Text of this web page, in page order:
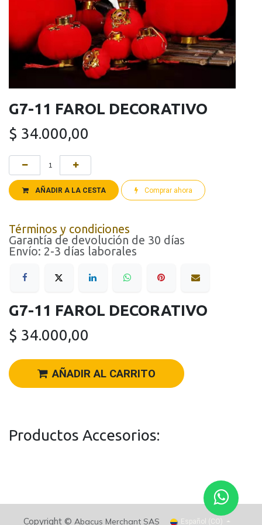
G7-11 FAROL DECORATIVO
$ 34.000,00
AÑADIR A LA CESTA Comprar ahora
Términos y condiciones
Garantía de devolución de 30 días
Envío: 2-3 días laborales
G7-11 FAROL DECORATIVO
$ 34.000,00
AÑADIR AL CARRITO
Productos Accesorios:
Copyright © Abacus Merchant SAS Español (CO)